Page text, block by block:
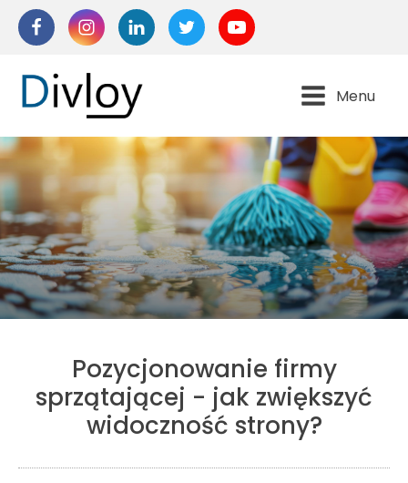
Menu
Pozycjonowanie firmy
sprzątającej - jak zwiększyć
widoczność strony?